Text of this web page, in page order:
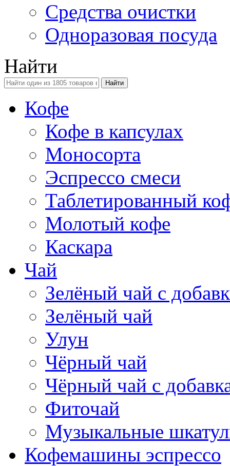
Средства очистки
Одноразовая посуда
Найти
Кофе
Кофе в капсулах
Моносорта
Эспрессо смеси
Таблетированный
Молотый кофе
Каскара
Чай
Зелёный чай с
Зелёный чай
Улун
Чёрный чай
Чёрный чай с
Фиточай
Музыкальные
Кофемашины эспрессо